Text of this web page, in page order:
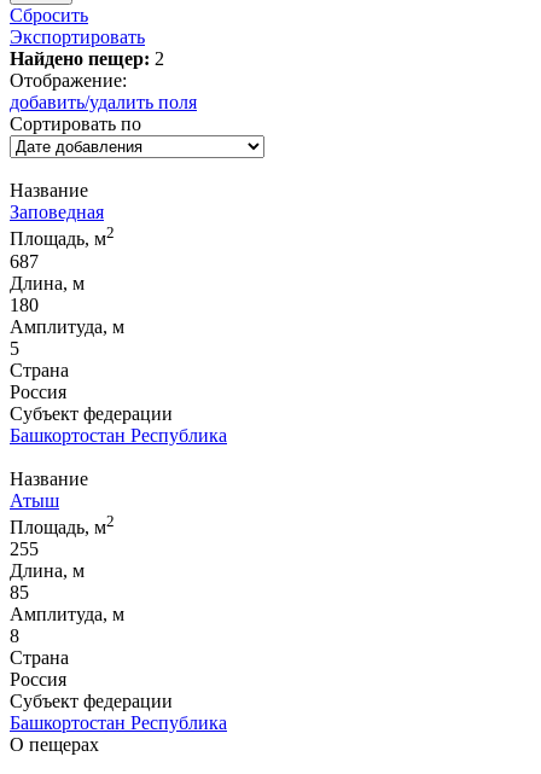
Сбросить
Экспортировать
Найдено пещер: 2
Отображение:
добавить/удалить поля
Сортировать по
Название
Заповедная
Площадь, м2
687
Длина, м
180
Амплитуда, м
5
Страна
Россия
Субъект федерации
Башкортостан Республика
Название
Атыш
Площадь, м2
255
Длина, м
85
Амплитуда, м
8
Страна
Россия
Субъект федерации
Башкортостан Республика
О пещерах